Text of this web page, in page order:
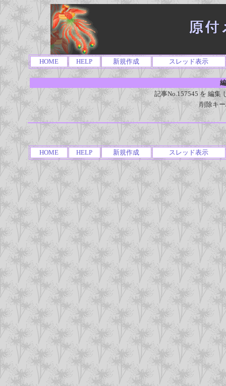
HOME HELP 新規作成 スレッド表示
記事No.157545 を 編集
削除キ
HOME HELP 新規作成 スレッド表示